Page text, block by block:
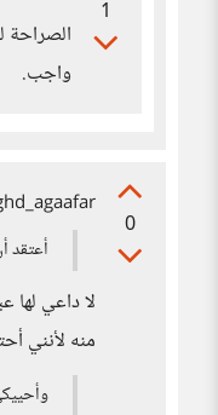
1
الصراحة
واجب.
0
أعتقد
لا داعي لها
منه لأنني